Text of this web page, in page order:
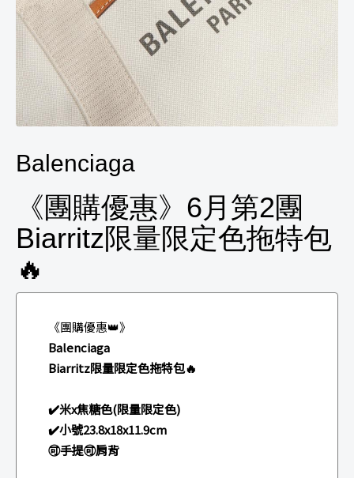
Balenciaga
《團購優惠》6月第2團
Biarritz限量限定色拖特包
🔥
《團購優惠👑》
Balenciaga
Biarritz限量限定色拖特包🔥
✔️米x焦糖色(限量限定色)
✔️小號23.8x18x11.9cm
🉑手提🉑肩背